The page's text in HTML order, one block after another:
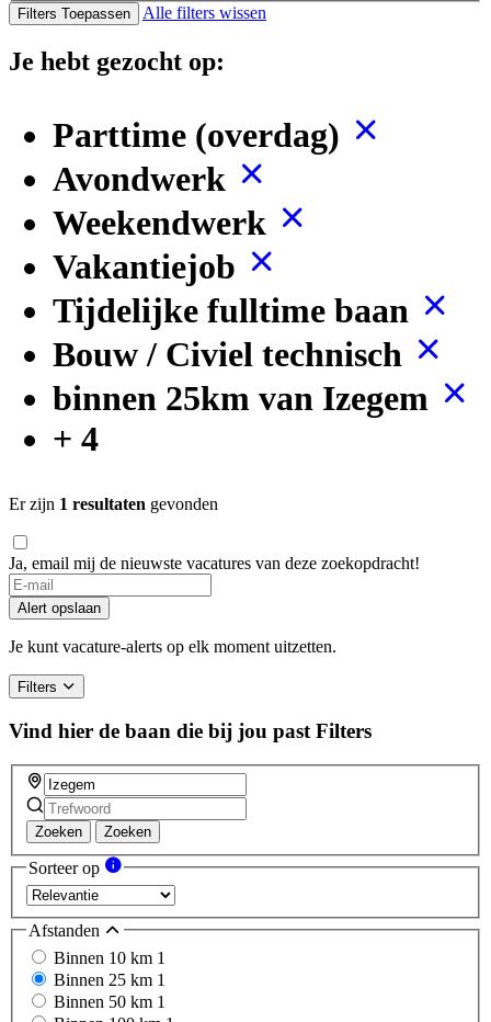
Filters Toepassen Alle filters wissen
Je hebt gezocht op:
Parttime (overdag)
Avondwerk
Weekendwerk
Vakantiejob
Tijdelijke fulltime baan
Bouw / Civiel technisch
binnen 25km van Izegem
+ 4
Er zijn 1 resultaten gevonden
Ja, email mij de nieuwste vacatures van deze zoekopdracht!
If
you
are
a
ignore
this
field
Alert opslaan
Je kunt vacature-alerts op elk moment uitzetten.
Filters
Vind hier de baan die bij jou past Filters
Zoeken Zoeken
Sorteer op
Afstanden
Binnen 10 km 1
Binnen 25 km 1
Binnen 50 km 1